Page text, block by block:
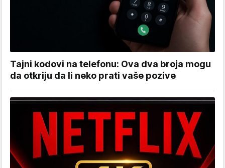
Tajni kodovi na telefonu: Ova dva broja mogu
da otkriju da li neko prati vaše pozive